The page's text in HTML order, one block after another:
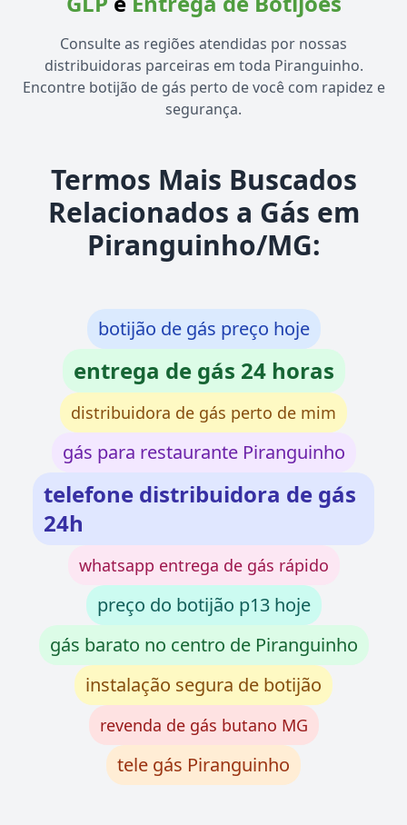
Consulte as regiões atendidas por nossas
distribuidoras parceiras em toda Piranguinho.
Encontre botijão de gás perto de você com rapidez e
segurança.
Termos Mais Buscados
Relacionados a Gás em
Piranguinho/MG:
botijão de gás preço hoje
entrega de gás 24 horas
distribuidora de gás perto de mim
gás para restaurante Piranguinho
telefone distribuidora de gás
24h
whatsapp entrega de gás rápido
preço do botijão p13 hoje
gás barato no centro de Piranguinho
instalação segura de botijão
revenda de gás butano MG
tele gás Piranguinho